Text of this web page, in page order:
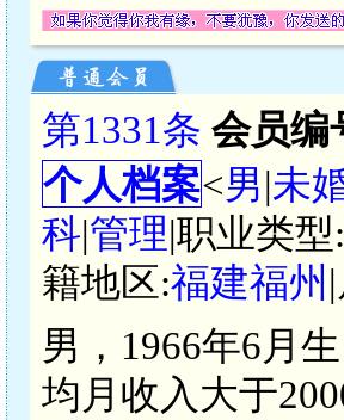
第1331条 会员编
个人档案<男|未
科|管理|职业类型:
籍地区:福建福州
男，1966年6月
均月收入大于